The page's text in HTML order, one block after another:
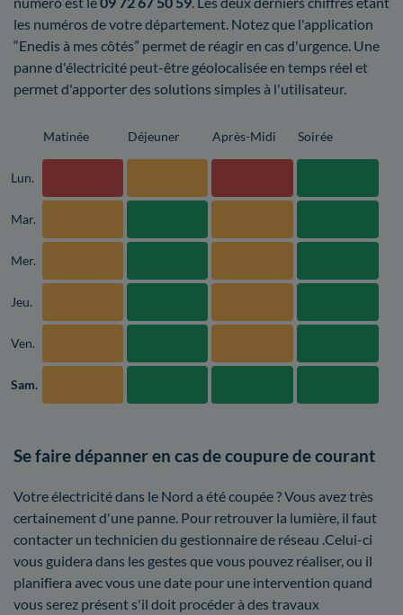
les numéros de votre département. Notez que l'application
“Enedis à mes côtés” permet de réagir en cas d'urgence. Une
panne d'électricité peut-être géolocalisée en temps réel et
permet d'apporter des solutions simples à l'utilisateur.
Matinée Déjeuner Après-Midi Soirée
Lun.
Mar.
Mer.
Jeu.
Ven.
Sam.
Se faire dépanner en cas de coupure de courant
Votre électricité dans le Nord a été coupée ? Vous avez très
certainement d'une panne. Pour retrouver la lumière, il faut
contacter un technicien du gestionnaire de réseau .Celui-ci
vous guidera dans les gestes que vous pouvez réaliser, ou il
planifiera avec vous une date pour une intervention quand
vous serez présent s'il doit procéder à des travaux